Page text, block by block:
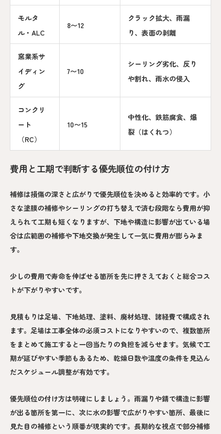
モルタ
ル・ALC
8〜12
クラック拡大、雨漏
り、表面の剥離
窯業系サ
イディン
グ
7〜10
シーリング劣化、反り
や割れ、雨水の侵入
コンクリ
ート
（RC）
10〜15
中性化、鉄筋腐食、爆
裂（はくれつ）
費用と工期で判断する優先順位の付け方
補修は損傷の深さと広がりで優先順位を決めると効率的です。小
さな塗膜の補修やシーリングの打ち替えで済む段階なら費用が抑
えられて工期も短くなりますが、下地や構造に影響が出ている場
合は広範囲の補修や下地交換が発生して一気に費用が膨らみま
す。
少しの費用で寿命を伸ばせる箇所を先に押さえておくと総合コス
トが下がりやすいです。
見積もりは足場、下地処理、塗料、廃材処理、諸経費で構成され
ます。足場は工事全体の必須コストになりやすいので、複数箇所
をまとめて施工すると一回当たりの負担を減らせます。気候で工
期が延びやすい季節もあるため、乾燥日数や温度の条件を見込ん
だスケジュール調整が有効です。
優先順位の付け方は明確にしましょう。雨漏りや錆で構造に影響
が出る箇所を第一に、次に水の影響で広がりやすい箇所、最後に
見た目の補修という順番が現実的です。長期的な視点で部分補修